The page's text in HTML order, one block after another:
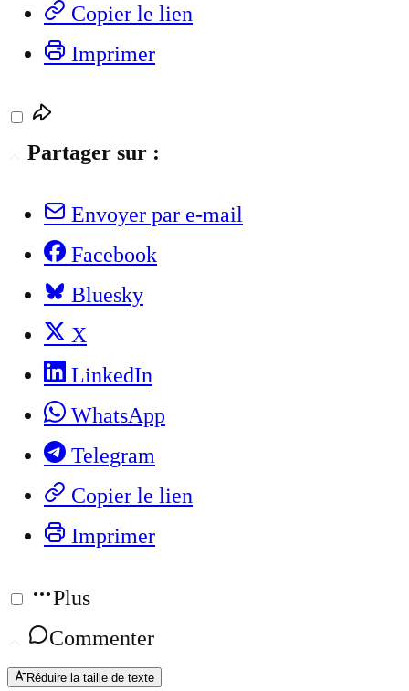
Copier le lien
Imprimer
Partager sur :
Envoyer par e-mail
Facebook
Bluesky
X
LinkedIn
WhatsApp
Telegram
Copier le lien
Imprimer
Plus
Commenter
Réduire la taille de texte